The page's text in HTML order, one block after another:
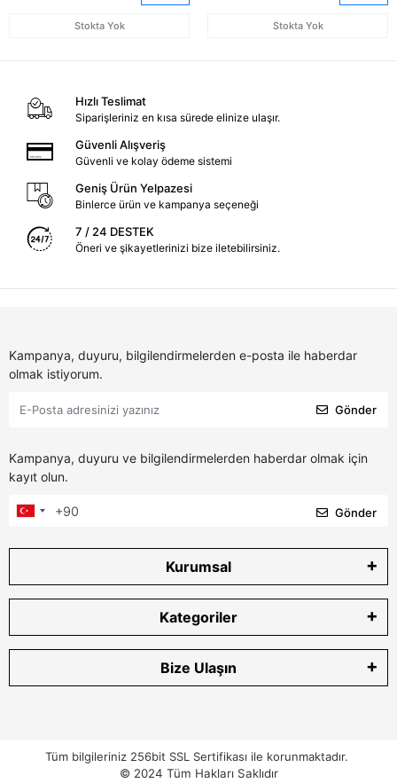
Stokta Yok Stokta Yok
Hızlı Teslimat
Siparişleriniz en kısa sürede elinize ulaşır.
Güvenli Alışveriş
Güvenli ve kolay ödeme sistemi
Geniş Ürün Yelpazesi
Binlerce ürün ve kampanya seçeneği
7 / 24 DESTEK
Öneri ve şikayetlerinizi bize iletebilirsiniz.
Kampanya, duyuru, bilgilendirmelerden e-posta ile haberdar
olmak istiyorum.
Gönder
Kampanya, duyuru ve bilgilendirmelerden haberdar olmak için
kayıt olun.
Gönder
Kurumsal
Kategoriler
Bize Ulaşın
Tüm bilgileriniz 256bit SSL Sertifikası ile korunmaktadır.
© 2024 Tüm Hakları Saklıdır